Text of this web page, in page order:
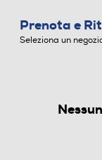
CUSTODIE
Prenota e
Seleziona un